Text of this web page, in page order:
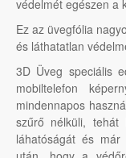
védelmét egészen a
Ez az üvegfólia
és láthatatlan
3D Üveg speciális
mobiltelefon
mindennapos
szűrő nélküli, tehát
láhatóságát és